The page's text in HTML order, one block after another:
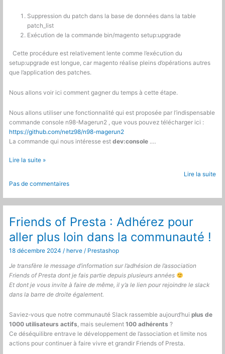
Suppression du patch dans la base de données dans la table
patch_list
Exécution de la commande bin/magento setup:upgrade
Cette procédure est relativement lente comme l’exécution du
setup:upgrade est longue, car magento réalise pleins d’opérations autres
que l’application des patches.
Nous allons voir ici comment gagner du temps à cette étape.
Nous allons utiliser une fonctionnalité qui est proposée par l’indispensable
commande console n98-Magerun2 , que vous pouvez télécharger ici :
https://github.com/netz98/n98-magerun2
La commande qui nous intéresse estdev:console .…
Magento
Gagner
du
temps
sur
la
création
vos
DataPatch
Lire la suite »
Lire la suite
Pas de commentaires
Friends of Presta : Adhérez pour
aller plus loin dans la communauté !
18 décembre 2024/ herve/ Prestashop
Je transfère le message d’information sur l’adhésion de l’association
Friends of Presta dont je fais partie depuis plusieurs années
Et dont je vous invite à faire de même, il y’a le lien pour rejoindre le slack
dans la barre de droite également.
Saviez-vous que notre communauté Slack rassemble aujourd’huiplus de
1000 utilisateurs actifs, mais seulement100 adhérents ?
Ce déséquilibre entrave le développement de l’association et limite nos
actions pour continuer à faire vivre et grandir Friends of Presta.